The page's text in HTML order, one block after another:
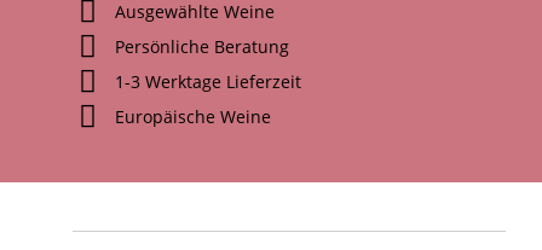
Ausgewählte Weine
Persönliche Beratung
1-3 Werktage Lieferzeit
Europäische Weine